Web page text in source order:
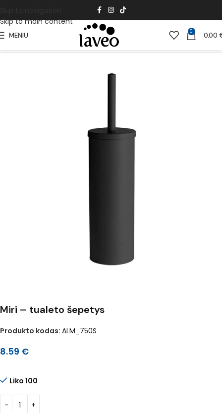
Skip to main content
MENIU 0 0.00
Pradžia Vonios Kambariui Vonios aksesuarai
Miri – tualeto šepetys
Produkto kodas: ALM_750S
8.59 €
Liko 100